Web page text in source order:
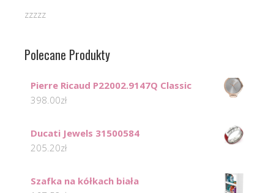
zzzzz
Polecane Produkty
Pierre Ricaud P22002.9147Q Classic
398.00zł
Ducati Jewels 31500584
205.20zł
Szafka na kółkach biała